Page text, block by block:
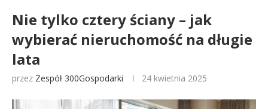
Nie tylko cztery ściany – jak
wybierać nieruchomość na długie
lata
przez Zespół 300Gospodarki 24 kwietnia 2025